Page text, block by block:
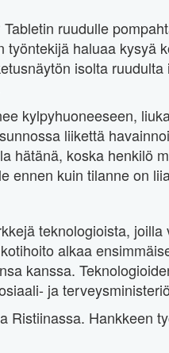
ruudulle
työntekijä haluaa kysyä
isolta
kylpyhuoneeseen,
liikettä
hätänä, koska henkilö
ennen kuin tilanne on
teknologioista,
alkaa
kanssa.
ja
Ristiinassa. Hankkeen